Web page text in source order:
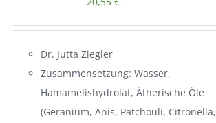
Dr. Jutta Ziegler
Zusammensetzung: Wasser,
Hamamelishydrolat, Ätherische Öle
(Geranium, Anis, Patchouli, Citronella,